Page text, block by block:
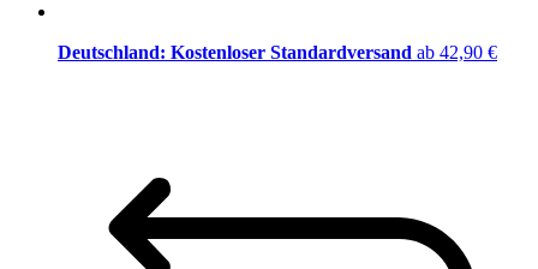
Deutschland: Kostenloser Standardversand ab 42,90 €